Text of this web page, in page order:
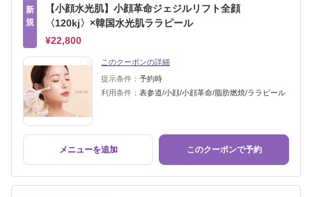
新
規
【小顔水光肌】小顔革命ジェジルリフト全顔
〈120kj〉×韓国水光肌ララピール
¥22,800
このクーポンの詳細
提示条件： 予約時
利用条件： 表参道/小顔/小顔革命/脂肪燃焼/ララピール
メニューを追加 このクーポンで予約